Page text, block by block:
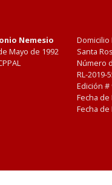
Nemesio
Mayo de 1992
Domicilio
Santa
Número
RL-2019-
Edición #
Fecha de
Fecha